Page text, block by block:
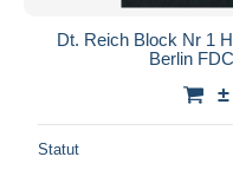
Dt. Reich Block Nr 1
Berlin
Statut